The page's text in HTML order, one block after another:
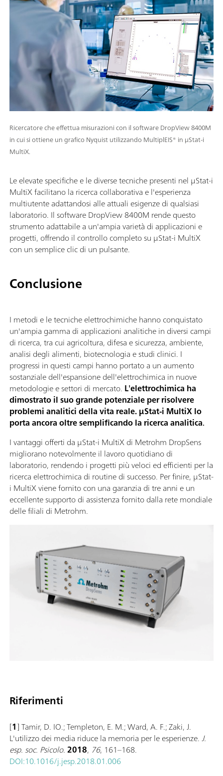
Ricercatore che effettua misurazioni con il software DropView 8400M
in cui si ottiene un grafico Nyquist utilizzando MultiplEIS® in μStat-i
MultiX.
Le elevate specifiche e le diverse tecniche presenti nel μStat-i
MultiX facilitano la ricerca collaborativa e l'esperienza
multiutente adattandosi alle attuali esigenze di qualsiasi
laboratorio. Il software DropView 8400M rende questo
strumento adattabile a un'ampia varietà di applicazioni e
progetti, offrendo il controllo completo su μStat-i MultiX
con un semplice clic di un pulsante.
Conclusione
I metodi e le tecniche elettrochimiche hanno conquistato
un'ampia gamma di applicazioni analitiche in diversi campi
di ricerca, tra cui agricoltura, difesa e sicurezza, ambiente,
analisi degli alimenti, biotecnologia e studi clinici. I
progressi in questi campi hanno portato a un aumento
sostanziale dell'espansione dell'elettrochimica in nuove
metodologie e settori di mercato. L'elettrochimica ha
dimostrato il suo grande potenziale per risolvere
problemi analitici della vita reale. μStat-i MultiX lo
porta ancora oltre semplificando la ricerca analitica.
I vantaggi offerti da μStat-i MultiX di Metrohm DropSens
migliorano notevolmente il lavoro quotidiano di
laboratorio, rendendo i progetti più veloci ed efficienti per la
ricerca elettrochimica di routine di successo. Per finire, μStat-
i MultiX viene fornito con una garanzia di tre anni e un
eccellente supporto di assistenza fornito dalla rete mondiale
delle filiali di Metrohm.
Riferimenti
[1] Tamir, D. IO.; Templeton, E. M.; Ward, A. F.; Zaki, J.
L'utilizzo dei media riduce la memoria per le esperienze.J.
esp. soc. Psicolo.2018, 76, 161–168.
DOI:10.1016/j.jesp.2018.01.006